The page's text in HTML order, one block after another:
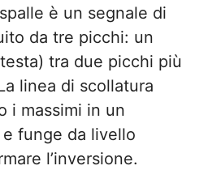
è un segnale di
da tre picchi: un
tra due picchi più
linea di scollatura
i massimi in un
funge da livello
l’inversione.